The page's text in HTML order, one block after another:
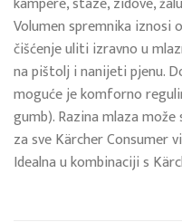
Volumen spremnika iznosi
čišćenje uliti izravno u
na pištolj i nanijeti pjenu.
moguće je komforno
gumb). Razina mlaza
za sve Kärcher Consumer
Idealna u kombinaciji s